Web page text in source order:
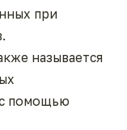
при
называется
с помощью